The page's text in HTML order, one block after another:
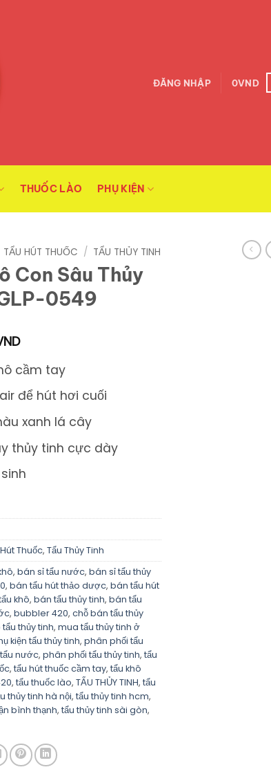
ĐĂNG NHẬP 0VND
THUỐC LÀO PHỤ KIỆN
TẨU HÚT THUỐC / TẨU THỦY TINH
Con Sâu Thủy
0549
cầm tay
để hút hơi cuối
xanh lá cây
thủy tinh cực dày
Thuốc, Tẩu Thủy Tinh
, bán sỉ tẩu nước, bán sỉ tẩu thủy
, bán tẩu hút thảo dược, bán tẩu hút
khô, bán tẩu thủy tinh, bán tẩu
, bubbler 420, chỗ bán tẩu thủy
thủy tinh, mua tẩu thủy tinh ở
kiện tẩu thủy tinh, phân phối tẩu
nước, phân phối tẩu thủy tinh, tẩu
, tẩu hút thuốc cầm tay, tẩu khô
, tẩu thuốc lào, TẨU THỦY TINH, tẩu
thủy tinh hà nội, tẩu thủy tinh hcm,
bình thạnh, tẩu thủy tinh sài gòn,